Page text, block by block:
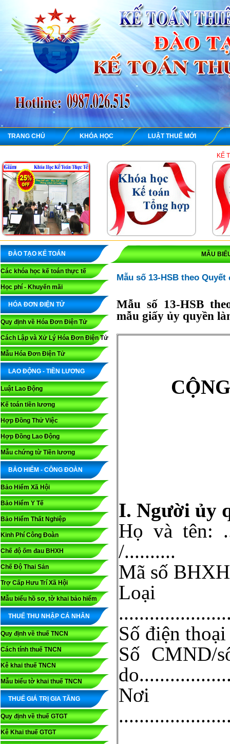
TRANG CHỦ KHÓA HỌC LUẬT THUẾ MỚI
KẾ TOÁN
ĐÀO TẠO KẾ TOÁN
Các khóa học kế toán thực tế
Học phí - Khuyến mãi
HÓA ĐƠN ĐIỆN TỬ
Quy định về Hóa Đơn Điện Tử
Cách Lập và Xử Lý Hóa Đơn Điện Tử
Mẫu Hóa Đơn Điện Tử
LAO ĐỘNG - TIỀN LƯƠNG
Luật Lao Động
Kế toán tiền lương
Hợp Đồng Thử Việc
Hợp Đồng Lao Động
Mẫu chứng từ Tiền lương
BẢO HIỂM - CÔNG ĐOÀN
Bảo Hiểm Xã Hội
Bảo Hiểm Y Tế
Bảo Hiểm Thất Nghiệp
Kinh Phí Công Đoàn
Chế độ ốm đau BHXH
Chế Độ Thai Sản
Trợ Cấp Hưu Trí Xã Hội
Mẫu biểu hồ sơ, tờ khai bảo hiểm
THUẾ THU NHẬP CÁ NHÂN
Quy định về thuế TNCN
Cách tính thuế TNCN
Kê khai thuế TNCN
Mẫu biểu tờ khai thuế TNCN
THUẾ GIÁ TRỊ GIA TĂNG
Quy định về thuế GTGT
Kê Khai thuế GTGT
MẪU
Mẫu số 13-HSB theo Quyết
Mẫu số 13-HSB
mẫu giấy ủy quyền
I. Người ủy
Họ và tên:
/..........
Mã số
Loại
Số điện
Số CMND/